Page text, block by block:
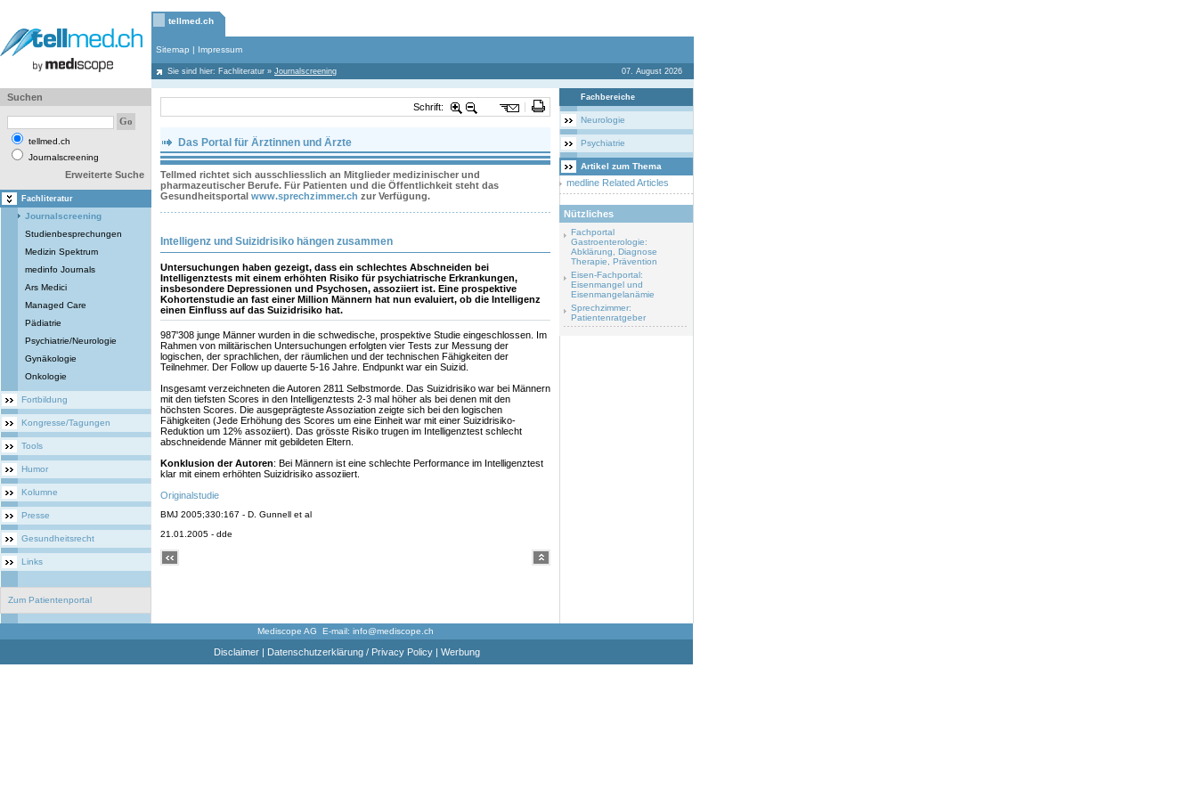
tellmed.ch
Sitemap | Impressum
Sie sind hier: Fachliteratur » Journalscreening 07. August 2026
Suchen
tellmed.ch
Journalscreening
Erweiterte Suche
Fachliteratur
Journalscreening
Studienbesprechungen
Medizin Spektrum
medinfo Journals
Ars Medici
Managed Care
Pädiatrie
Psychiatrie/Neurologie
Gynäkologie
Onkologie
Fortbildung
Kongresse/Tagungen
Tools
Humor
Kolumne
Presse
Gesundheitsrecht
Links
Zum Patientenportal
Schrift:
Das Portal für Ärztinnen und Ärzte
Tellmed richtet sich ausschliesslich an Mitglieder medizinischer und
pharmazeutischer Berufe. Für Patienten und die Öffentlichkeit steht das
Gesundheitsportal www.sprechzimmer.ch zur Verfügung.
Intelligenz und Suizidrisiko hängen zusammen
Untersuchungen haben gezeigt, dass ein schlechtes Abschneiden bei
Intelligenztests mit einem erhöhten Risiko für psychiatrische Erkrankungen,
insbesondere Depressionen und Psychosen, assoziiert ist. Eine prospektive
Kohortenstudie an fast einer Million Männern hat nun evaluiert, ob die Intelligenz
einen Einfluss auf das Suizidrisiko hat.
987'308 junge Männer wurden in die schwedische, prospektive Studie eingeschlossen. Im
Rahmen von militärischen Untersuchungen erfolgten vier Tests zur Messung der
logischen, der sprachlichen, der räumlichen und der technischen Fähigkeiten der
Teilnehmer. Der Follow up dauerte 5-16 Jahre. Endpunkt war ein Suizid.
Insgesamt verzeichneten die Autoren 2811 Selbstmorde. Das Suizidrisiko war bei Männern
mit den tiefsten Scores in den Intelligenztests 2-3 mal höher als bei denen mit den
höchsten Scores. Die ausgeprägteste Assoziation zeigte sich bei den logischen
Fähigkeiten (Jede Erhöhung des Scores um eine Einheit war mit einer Suizidrisiko-
Reduktion um 12% assoziiert). Das grösste Risiko trugen im Intelligenztest schlecht
abschneidende Männer mit gebildeten Eltern.
Konklusion der Autoren: Bei Männern ist eine schlechte Performance im Intelligenztest
klar mit einem erhöhten Suizidrisiko assoziiert.
Originalstudie
BMJ 2005;330:167 - D. Gunnell et al
21.01.2005 - dde
Fachbereiche
Neurologie
Psychiatrie
Artikel zum Thema
medline Related Articles
Nützliches
Fachportal
Gastroenterologie:
Abklärung, Diagnose
Therapie, Prävention
Eisen-Fachportal:
Eisenmangel und
Eisenmangelanämie
Sprechzimmer:
Patientenratgeber
Mediscope AG E-mail: info@mediscope.ch
Disclaimer| Datenschutzerklärung / Privacy Policy| Werbung